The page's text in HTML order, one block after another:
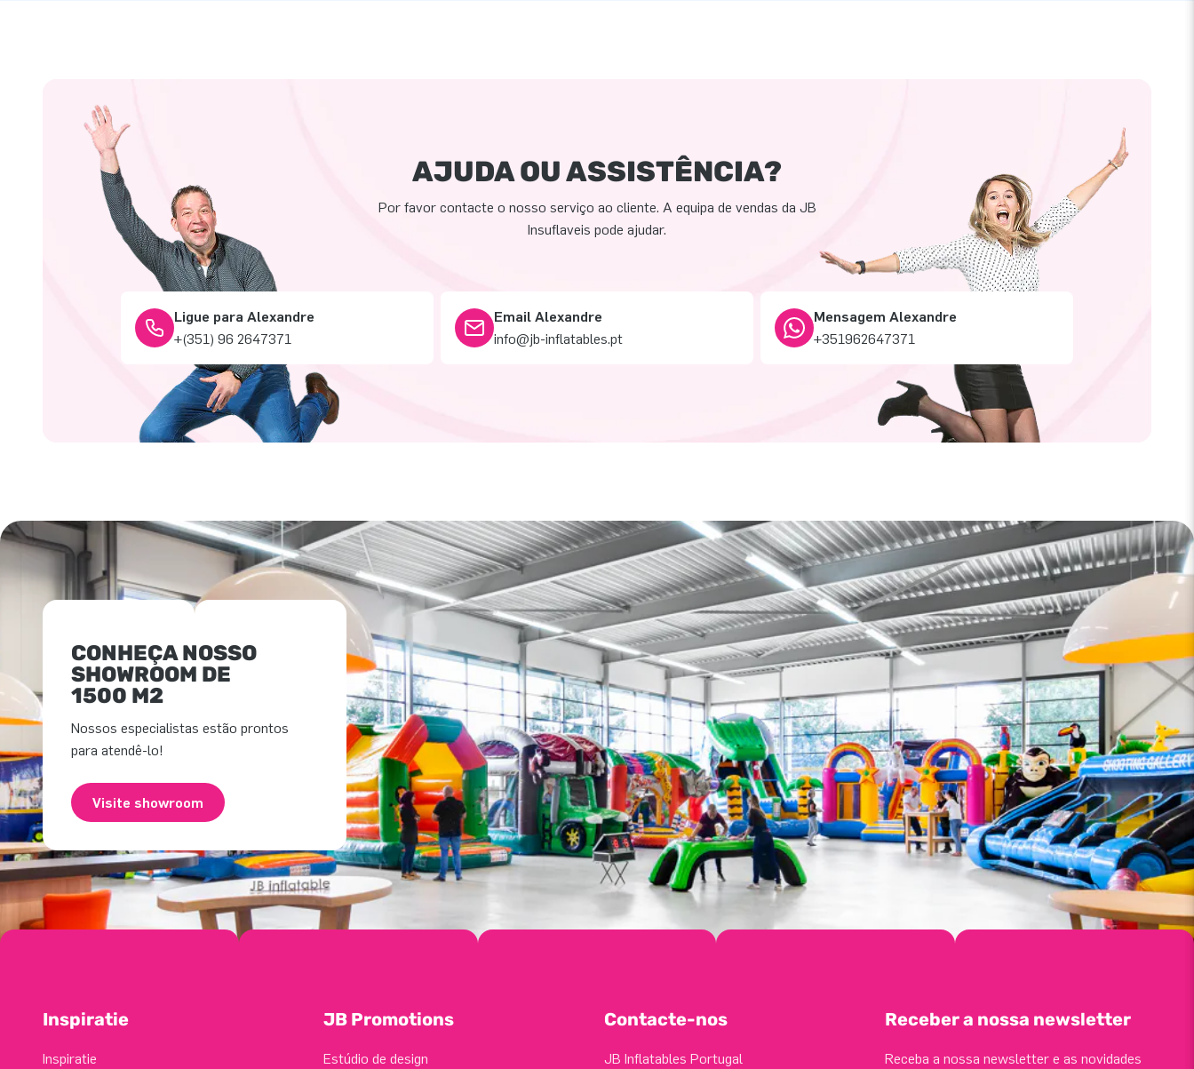
AJUDA OU ASSISTÊNCIA?
Por favor contacte o nosso serviço ao cliente. A equipa de vendas da JB
Insuflaveis pode ajudar.
Ligue para Alexandre
+(351) 96 2647371
Email Alexandre
info@jb-inflatables.pt
Mensagem Alexandre
+351962647371
CONHEÇA NOSSO
SHOWROOM DE
1500 M2
Nossos especialistas estão prontos
para atendê-lo!
Visite showroom
Inspiratie
Inspiratie
JB Promotions
Estúdio de design
Contacte-nos
JB Inflatables Portugal
Receber a nossa newsletter
Receba a nossa newsletter e as novidades